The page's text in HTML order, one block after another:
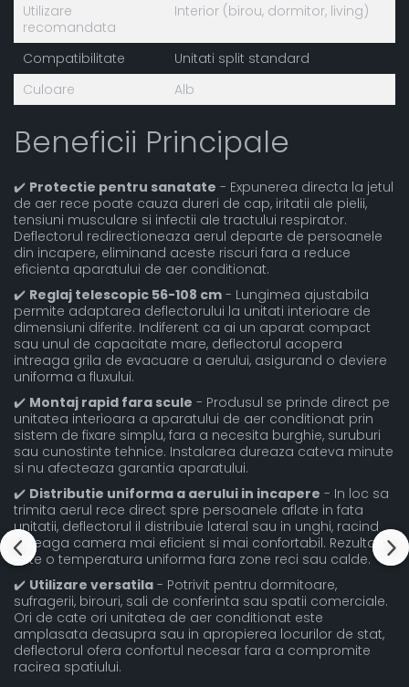
Utilizare
recomandata
Interior (birou, dormitor, living)
Compatibilitate
Unitati split standard
Culoare
Alb
Beneficii Principale
✔️ Protectie pentru sanatate - Expunerea directa la jetul
de aer rece poate cauza dureri de cap, iritatii ale pielii,
tensiuni musculare si infectii ale tractului respirator.
Deflectorul redirectioneaza aerul departe de persoanele
din incapere, eliminand aceste riscuri fara a reduce
eficienta aparatului de aer conditionat.
✔️ Reglaj telescopic 56-108 cm - Lungimea ajustabila
permite adaptarea deflectorului la unitati interioare de
dimensiuni diferite. Indiferent ca ai un aparat compact
sau unul de capacitate mare, deflectorul acopera
intreaga grila de evacuare a aerului, asigurand o deviere
uniforma a fluxului.
✔️ Montaj rapid fara scule - Produsul se prinde direct pe
unitatea interioara a aparatului de aer conditionat prin
sistem de fixare simplu, fara a necesita burghie, suruburi
sau cunostinte tehnice. Instalarea dureaza cateva minute
si nu afecteaza garantia aparatului.
✔️ Distributie uniforma a aerului in incapere - In loc sa
trimita aerul rece direct spre persoanele aflate in fata
unitatii, deflectorul il distribuie lateral sau in unghi, racind
intreaga camera mai eficient si mai confortabil. Rezultatul
este o temperatura uniforma fara zone reci sau calde.
✔️ Utilizare versatila - Potrivit pentru dormitoare,
sufragerii, birouri, sali de conferinta sau spatii comerciale.
Ori de cate ori unitatea de aer conditionat este
amplasata deasupra sau in apropierea locurilor de stat,
deflectorul ofera confortul necesar fara a compromite
racirea spatiului.